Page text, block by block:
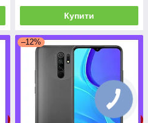
Купити
–12%